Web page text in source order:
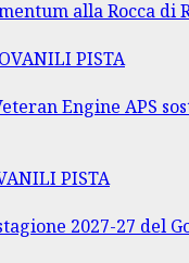
alla Rocca di
PISTA
Engine APS
PISTA
2027-27 del